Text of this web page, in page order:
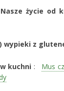
Nasze życie od
wypieki z
kuchni : Mus